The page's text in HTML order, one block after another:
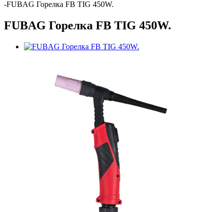
-FUBAG Горелка FB TIG 450W.
FUBAG Горелка FB TIG 450W.